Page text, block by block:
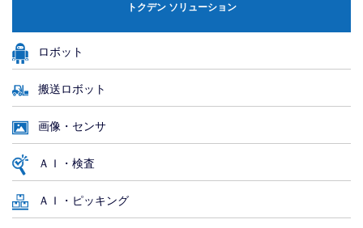
トクデン ソリューション
ロボット
搬送ロボット
画像・センサ
ＡＩ・検査
ＡＩ・ピッキング